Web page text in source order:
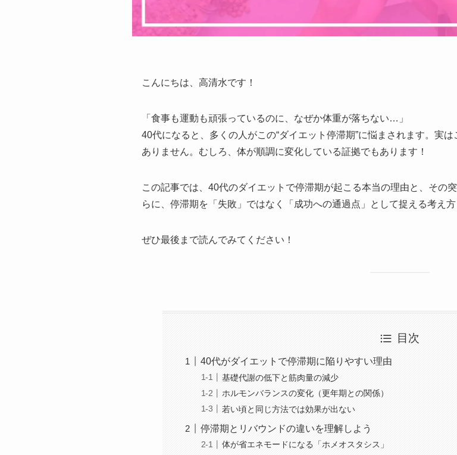
こんにちは、高清水です！
「食事も運動も頑張っているのに、なぜか体重が落ちない…」
40代になると、多くの人がこの“ダイエット停滞期”に悩まされます。実
ありません。むしろ、体が順調に変化している証拠でもあります！
この記事では、40代のダイエットで停滞期が起こる本当の理由と、その
らに、停滞期を「失敗」ではなく「成功への通過点」として捉える考え方
ぜひ最後まで読んでみてください！
目次
40代がダイエットで停滞期に陥りやすい理由
基礎代謝の低下と筋肉量の減少
ホルモンバランスの変化（更年期との関係）
若い頃と同じ方法では効果が出ない
停滞期とリバウンドの違いを理解しよう
体が省エネモードになる「ホメオスタシス」